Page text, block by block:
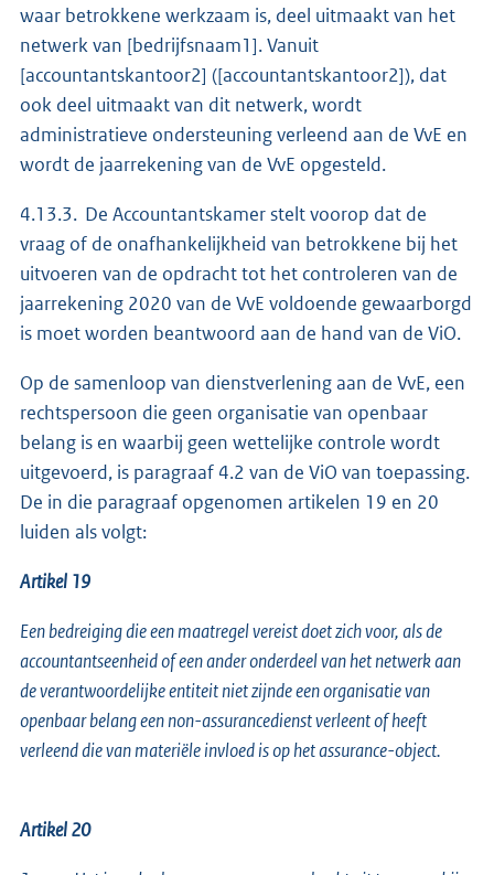
waar betrokkene werkzaam is, deel uitmaakt van het
netwerk van [bedrijfsnaam1]. Vanuit
[accountantskantoor2] ([accountantskantoor2]), dat
ook deel uitmaakt van dit netwerk, wordt
administratieve ondersteuning verleend aan de VvE en
wordt de jaarrekening van de VvE opgesteld.
4.13.3. De Accountantskamer stelt voorop dat de
vraag of de onafhankelijkheid van betrokkene bij het
uitvoeren van de opdracht tot het controleren van de
jaarrekening 2020 van de VvE voldoende gewaarborgd
is moet worden beantwoord aan de hand van de ViO.
Op de samenloop van dienstverlening aan de VvE, een
rechtspersoon die geen organisatie van openbaar
belang is en waarbij geen wettelijke controle wordt
uitgevoerd, is paragraaf 4.2 van de ViO van toepassing.
De in die paragraaf opgenomen artikelen 19 en 20
luiden als volgt:
Artikel 19
Een bedreiging die een maatregel vereist doet zich voor, als de
accountantseenheid of een ander onderdeel van het netwerk aan
de verantwoordelijke entiteit niet zijnde een organisatie van
openbaar belang een non-assurancedienst verleent of heeft
verleend die van materiële invloed is op het assurance-object.
Artikel 20